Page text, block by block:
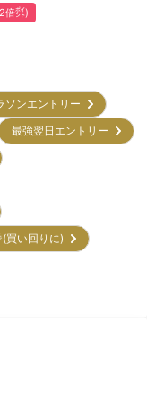
倍㌽)
ソンエントリー
最強翌日エントリー
(買い回りに)